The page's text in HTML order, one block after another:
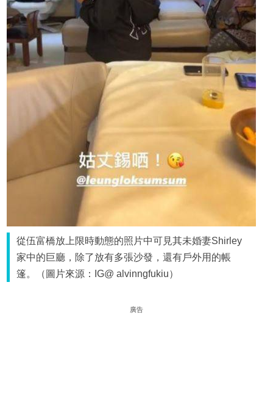
從伍富橋放上限時動態的照片中可見其未婚妻Shirley
家中的巨廳，除了放有多張沙發，還有戶外用的帳
篷。（圖片來源：IG@ alvinngfukiu）
廣告